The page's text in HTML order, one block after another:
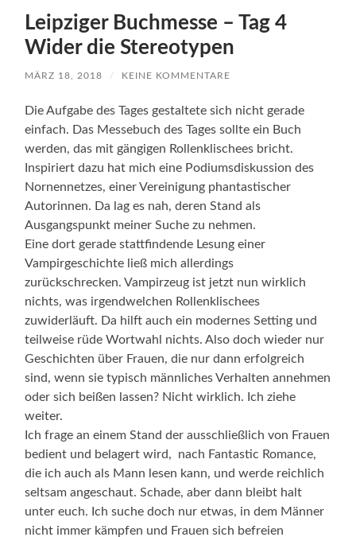
Leipziger Buchmesse – Tag 4
Wider die Stereotypen
MÄRZ 18, 2018 / KEINE KOMMENTARE
Die Aufgabe des Tages gestaltete sich nicht gerade
einfach. Das Messebuch des Tages sollte ein Buch
werden, das mit gängigen Rollenklischees bricht.
Inspiriert dazu hat mich eine Podiumsdiskussion des
Nornennetzes, einer Vereinigung phantastischer
Autorinnen. Da lag es nah, deren Stand als
Ausgangspunkt meiner Suche zu nehmen.
Eine dort gerade stattfindende Lesung einer
Vampirgeschichte ließ mich allerdings
zurückschrecken. Vampirzeug ist jetzt nun wirklich
nichts, was irgendwelchen Rollenklischees
zuwiderläuft. Da hilft auch ein modernes Setting und
teilweise rüde Wortwahl nichts. Also doch wieder nur
Geschichten über Frauen, die nur dann erfolgreich
sind, wenn sie typisch männliches Verhalten annehmen
oder sich beißen lassen? Nicht wirklich. Ich ziehe
weiter.
Ich frage an einem Stand der ausschließlich von Frauen
bedient und belagert wird, nach Fantastic Romance,
die ich auch als Mann lesen kann, und werde reichlich
seltsam angeschaut. Schade, aber dann bleibt halt
unter euch. Ich suche doch nur etwas, in dem Männer
nicht immer kämpfen und Frauen sich befreien